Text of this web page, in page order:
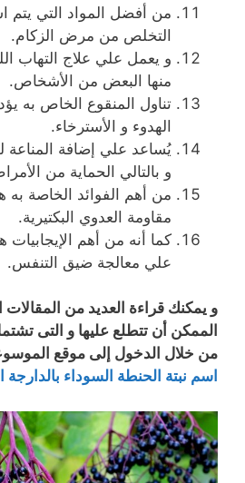
من أفضل المواد التي يتم
التخلص من مرض الزكام.
و يعمل علي علاج التهاب
منها البعض من الأشخاص.
تناول المنقوع الخاص به
الهدوء و الأسترخاء.
يُساعد علي إضافة المناعة
و بالتالي الحماية من
من أهم الفوائد الخاصة
مقاومة العدوي البكتيرية.
كما أنه من أهم الإيجابيات
علي معالجة ضيق التنفس.
و يمكنك قراءة العديد من
الممكن أن تتطلع عليها و التى
من خلال الدخول إلى موقع
اسم نبتة الحنطة السوداء بالدارجة